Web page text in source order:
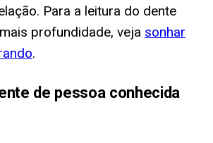
Para a leitura do dente
profundidade, veja sonhar
.
de pessoa conhecida